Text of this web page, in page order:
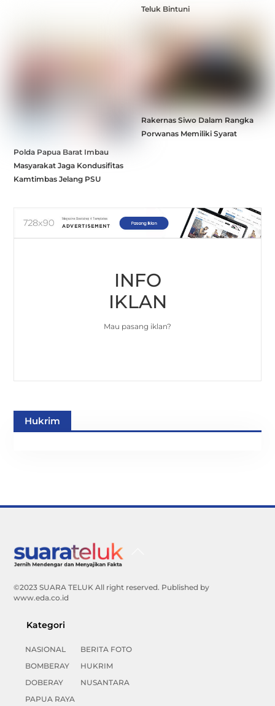
Teluk Bintuni
Polda Papua Barat Imbau
Masyarakat Jaga Kondusifitas
Kamtimbas Jelang PSU
Rakernas Siwo Dalam Rangka
Porwanas Memiliki Syarat
INFO
IKLAN
Mau pasang iklan?
Hukrim
©2023 SUARA TELUK All right reserved. Published by
www.eda.co.id
Kategori
NASIONAL
BOMBERAY
DOBERAY
PAPUA RAYA
BERITA FOTO
HUKRIM
NUSANTARA